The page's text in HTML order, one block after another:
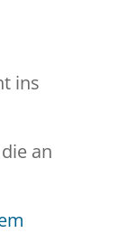
ins
an